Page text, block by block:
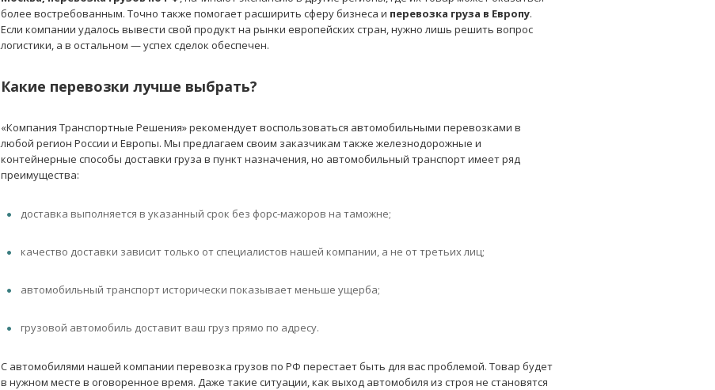
более востребованным. Точно также помогает расширить сферу бизнеса и перевозка груза в Европу.
Если компании удалось вывести свой продукт на рынки европейских стран, нужно лишь решить вопрос
логистики, а в остальном — успех сделок обеспечен.
Какие перевозки лучше выбрать?
«Компания Транспортные Решения» рекомендует воспользоваться автомобильными перевозками в
любой регион России и Европы. Мы предлагаем своим заказчикам также железнодорожные и
контейнерные способы доставки груза в пункт назначения, но автомобильный транспорт имеет ряд
преимущества:
доставка выполняется в указанный срок без форс-мажоров на таможне;
качество доставки зависит только от специалистов нашей компании, а не от третьих лиц;
автомобильный транспорт исторически показывает меньше ущерба;
грузовой автомобиль доставит ваш груз прямо по адресу.
С автомобилями нашей компании перевозка грузов по РФ перестает быть для вас проблемой. Товар будет
в нужном месте в оговоренное время. Даже такие ситуации, как выход автомобиля из строя не становятся